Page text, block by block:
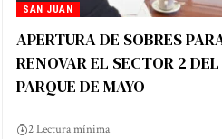
SAN JUAN
APERTURA DE SOBRES
RENOVAR EL SECTOR 2 DEL
PARQUE DE MAYO
2 Lectura mínima